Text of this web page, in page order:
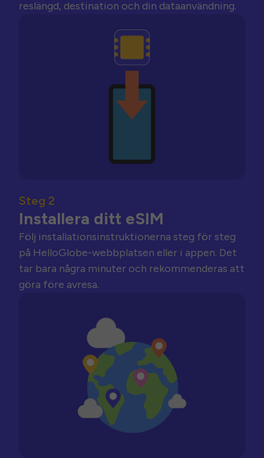
reslängd, destination och din dataanvändning.
Steg 2
Installera ditt eSIM
Följ installationsinstruktionerna steg för steg
på HelloGlobe-webbplatsen eller i appen. Det
tar bara några minuter och rekommenderas att
göra före avresa.